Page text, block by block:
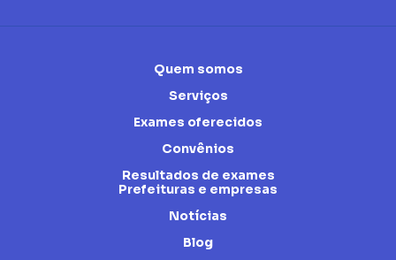
Quem somos
Serviços
Exames oferecidos
Convênios
Resultados de exames
Prefeituras e empresas
Notícias
Blog